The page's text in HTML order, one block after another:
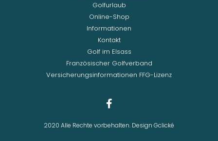
Golfurlaub
Online-Shop
Informationen
Kontakt
Golf im Elsass
Französischer Golfverband
Versicherungsinformationen FFG-Lizenz
2020 Alle Rechte vorbehalten. Design Gclické